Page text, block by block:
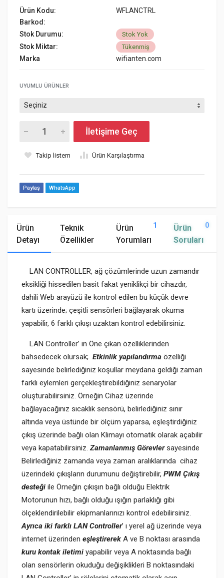
Ürün Kodu:
WFLANCTRL
Barkod:
Stok Durumu:
Stok Yok
Stok Miktar: Tükenmiş
Marka wifianten.com
UYUMLU ÜRÜNLER
İletişime Geç
Takip listem Ürün Karşılaştırma
Paylaş WhatsApp
Ürün
Detayı
Teknik
Özellikler
Ürün
Yorumları
1
Ürün
Soruları
0
LAN CONTROLLER, ağ çözümlerinde uzun zamandır
eksikliği hissedilen basit fakat yeniklikçi bir cihazdır,
dahili Web arayüzü ile kontrol edilen bu küçük devre
kartı üzerinde; çeşitli sensörleri bağlayarak okuma
yapabilir, 6 farklı çıkışı uzaktan kontrol edebilirsiniz.
LAN Controller’ ın Öne çıkan özelliklerinden
bahsedecek olursak; Etkinlik yapılandırma özelliği
sayesinde belirlediğiniz koşullar meydana geldiği zaman
farklı eylemleri gerçekleştirebildiğiniz senaryolar
oluşturabilirsiniz. Örneğin Cihaz üzerinde
bağlayacağınız sıcaklık sensörü, belirlediğiniz sınır
altında veya üstünde bir ölçüm yaparsa, eşleştirdiğiniz
çıkış üzerinde bağlı olan Klimayı otomatik olarak açabilir
veya kapatabilirsiniz. Zamanlanmış Görevlersayesinde
Belirlediğiniz zamanda veya zaman aralıklarında cihaz
üzerindeki çıkışların durumunu değiştirebilir, PWM Çıkış
desteği ile Örneğin çıkışın bağlı olduğu Elektrik
Motorunun hızı, bağlı olduğu ışığın parlaklığı gibi
ölçeklendirilebilir ekipmanlarınızı kontrol edebilirsiniz.
Ayrıca iki farklı LAN Controller’ ı yerel ağ üzerinde veya
internet üzerinden eşleştirerek A ve B noktası arasında
kuru kontak iletimi yapabilir veya A noktasında bağlı
olan sensörlerin okuduğu değişiklikleri B noktasındaki